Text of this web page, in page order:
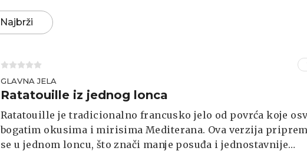
Najbrži
GLAVNA JELA
Ratatouille iz jednog lonca
Ratatouille je tradicionalno francusko jelo od povrća koje
bogatim okusima i mirisima Mediterana. Ova verzija
se u jednom loncu, što znači manje posuđa i jednostavnije